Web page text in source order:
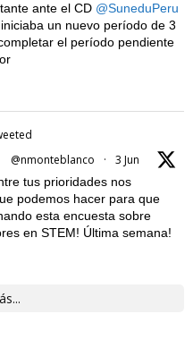
ante el CD @SuneduPeru
un nuevo período de 3
el período pendiente
@nmonteblanco · 3 Jun
tus prioridades nos
podemos hacer para que
esta encuesta sobre
en STEM! Última semana!